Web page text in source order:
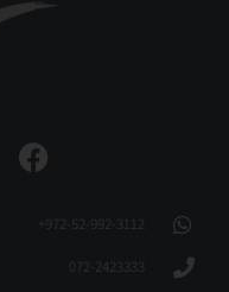
972-52-992-3112⁩+
072-2423333